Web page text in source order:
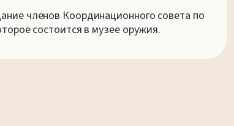
членов Координационного совета по
состоится в музее оружия.